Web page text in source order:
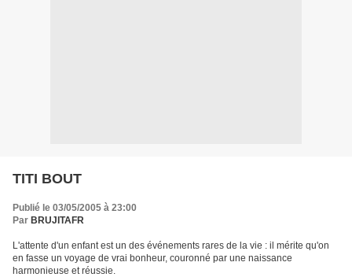
TITI BOUT
Publié le 03/05/2005 à 23:00
Par BRUJITAFR
L'attente d'un enfant est un des événements rares de la vie : il mérite qu'on
en fasse un voyage de vrai bonheur, couronné par une naissance
harmonieuse et réussie.